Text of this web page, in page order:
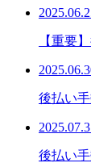
【重要
後払い
後払い